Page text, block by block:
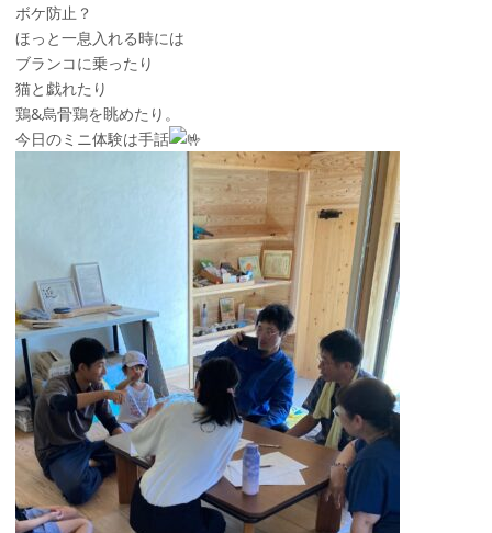
ボケ防止？
ほっと一息入れる時には
ブランコに乗ったり
猫と戯れたり
鶏&烏骨鶏を眺めたり。
今日のミニ体験は手話